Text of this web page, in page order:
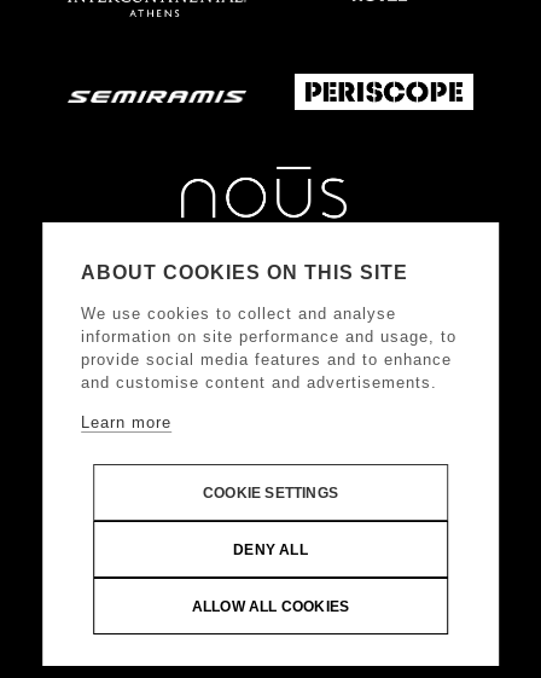
ΑΚΟΛΟΥΘΗΣΤΕ ΜΑΣ
DONKEY HOTELS S.A.Headquarters: Frangoklissias
Reserved |Web Design & Development by
ABOUT COOKIES ON THIS SITE
We use cookies to collect and analyse
information on site performance and usage, to
provide social media features and to enhance
and customise content and advertisements.
Learn more
COOKIE SETTINGS
DENY ALL
ALLOW ALL COOKIES